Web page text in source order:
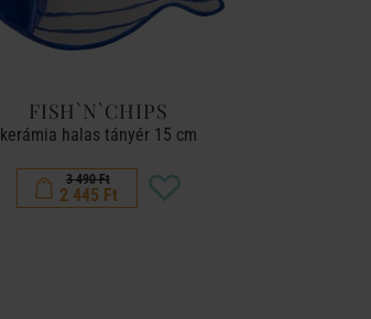
FISH`N`CHIPS
kerámia halas tányér 15 cm
3 490 Ft
2 445 Ft